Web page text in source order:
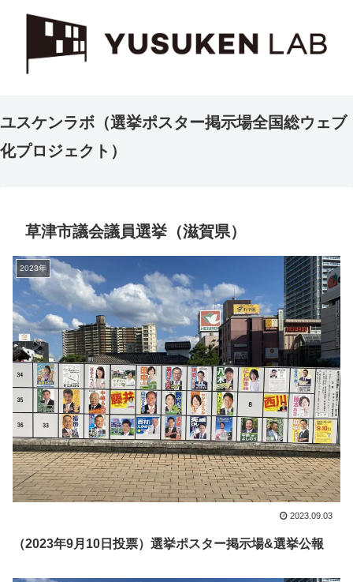
ユスケンラボ（選挙ポスター掲示場全国総ウェブ
化プロジェクト）
草津市議会議員選挙（滋賀県）
2023年
2023.09.03
（2023年9月10日投票）選挙ポスター掲示場&選挙公報